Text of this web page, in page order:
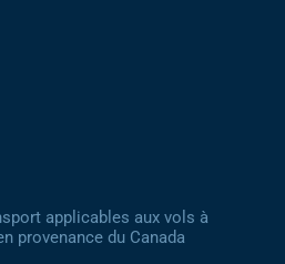
applicables aux vols à
provenance du Canada